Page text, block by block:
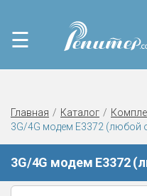
☰
Главная Каталог
3G/4G модем E3372 (любой
3G/4G модем E3372